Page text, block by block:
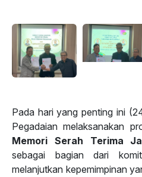
Pada hari yang penting ini
Pegadaian melaksanakan
Memori Serah Terima
sebagai bagian dari
melanjutkan kepemimpinan